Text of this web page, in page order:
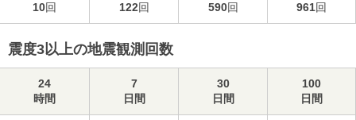
10回 122回 590回 961回
震度3以上の地震観測回数
24
時間
7
日間
30
日間
100
日間